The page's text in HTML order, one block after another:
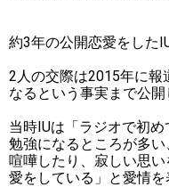
約3年の公開恋愛をした
2人の交際は2015年に報
なるという事実まで公
当時IUは「ラジオで初め
勉強になるところが多い
喧嘩したり、寂しい思
愛をしている」と愛情を